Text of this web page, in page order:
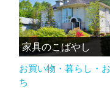
家具のこばやし
お買い物・暮らし・
ち